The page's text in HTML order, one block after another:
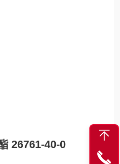
26761-40-0